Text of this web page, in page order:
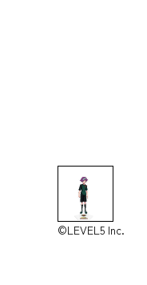
©LEVEL5 Inc.